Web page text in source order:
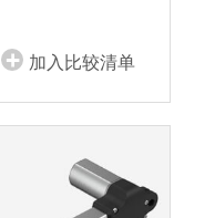
加入比较清单